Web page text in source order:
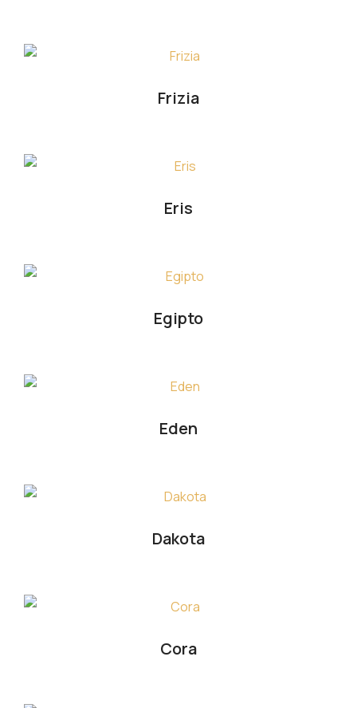
Frizia
Eris
Egipto
Eden
Dakota
Cora